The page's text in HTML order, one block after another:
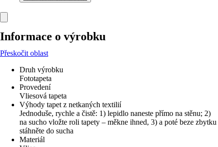
Informace o výrobku
Přeskočit oblast
Druh výrobku
Fototapeta
Provedení
Vliesová tapeta
Výhody tapet z netkaných textilií
Jednoduše, rychle a čistě: 1) lepidlo naneste přímo na stěnu; 2)
na sucho vložte roli tapety – měkne ihned, 3) a poté beze zbytku
stáhněte do sucha
Materiál